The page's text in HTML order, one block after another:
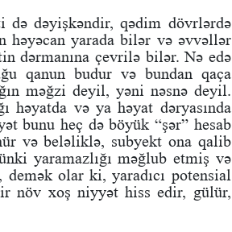
də dəyişkəndir, qədim dövrlərdə
həyəcan yarada bilər və əvvəllər
dərmanına çevrilə bilər. Nə edə
qanun budur və bundan qaça
məğzi deyil, yəni nəsnə deyil.
həyatda və ya həyat dəryasında
bunu heç də böyük “şər” hesab
və beləliklə, subyekt ona qalib
yaramazlığı məğlub etmiş və
olar ki, yaradıcı potensial
növ xoş niyyət hiss edir, gülür,